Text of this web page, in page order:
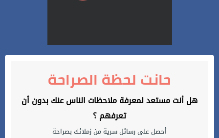
حانت لحظة الصراحة
هل أنت مستعد لمعرفة ملاحظات الناس عنك بدون أن
تعرفهم ؟
أحصل على رسائل سرية من زملائك بصراحة